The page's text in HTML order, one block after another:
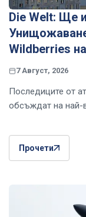
Die Welt: Ще
Wildberries
7 Август, 2026
Последиците от
обсъждат на най-
Прочети